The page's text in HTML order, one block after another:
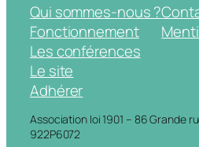
Qui sommes-nous ?
Fonctionnement
Les conférences
Le site
Adhérer
Association loi 1901 – 86 Grande
922P6072